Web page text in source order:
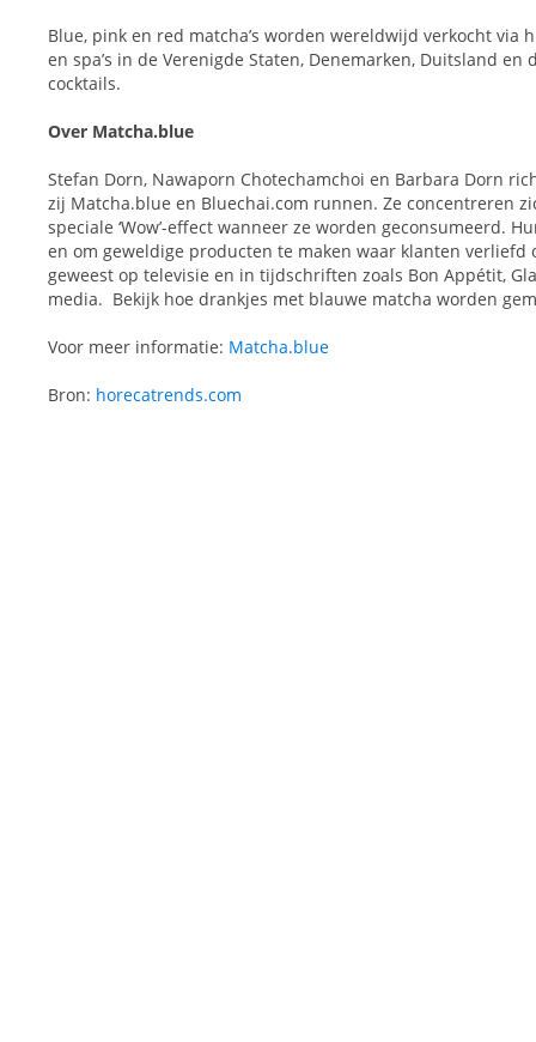
Blue, pink en red matcha’s worden wereldwijd verkocht
en spa’s in de Verenigde Staten, Denemarken, Duitsland
cocktails.
Over Matcha.blue
Stefan Dorn, Nawaporn Chotechamchoi en Barbara Dorn
zij Matcha.blue en Bluechai.com runnen. Ze concentreren
speciale ‘Wow’-effect wanneer ze worden geconsumeerd.
en om geweldige producten te maken waar klanten
geweest op televisie en in tijdschriften zoals Bon Appétit,
media. Bekijk hoe drankjes met blauwe matcha worden
Voor meer informatie: Matcha.blue
Bron: horecatrends.com